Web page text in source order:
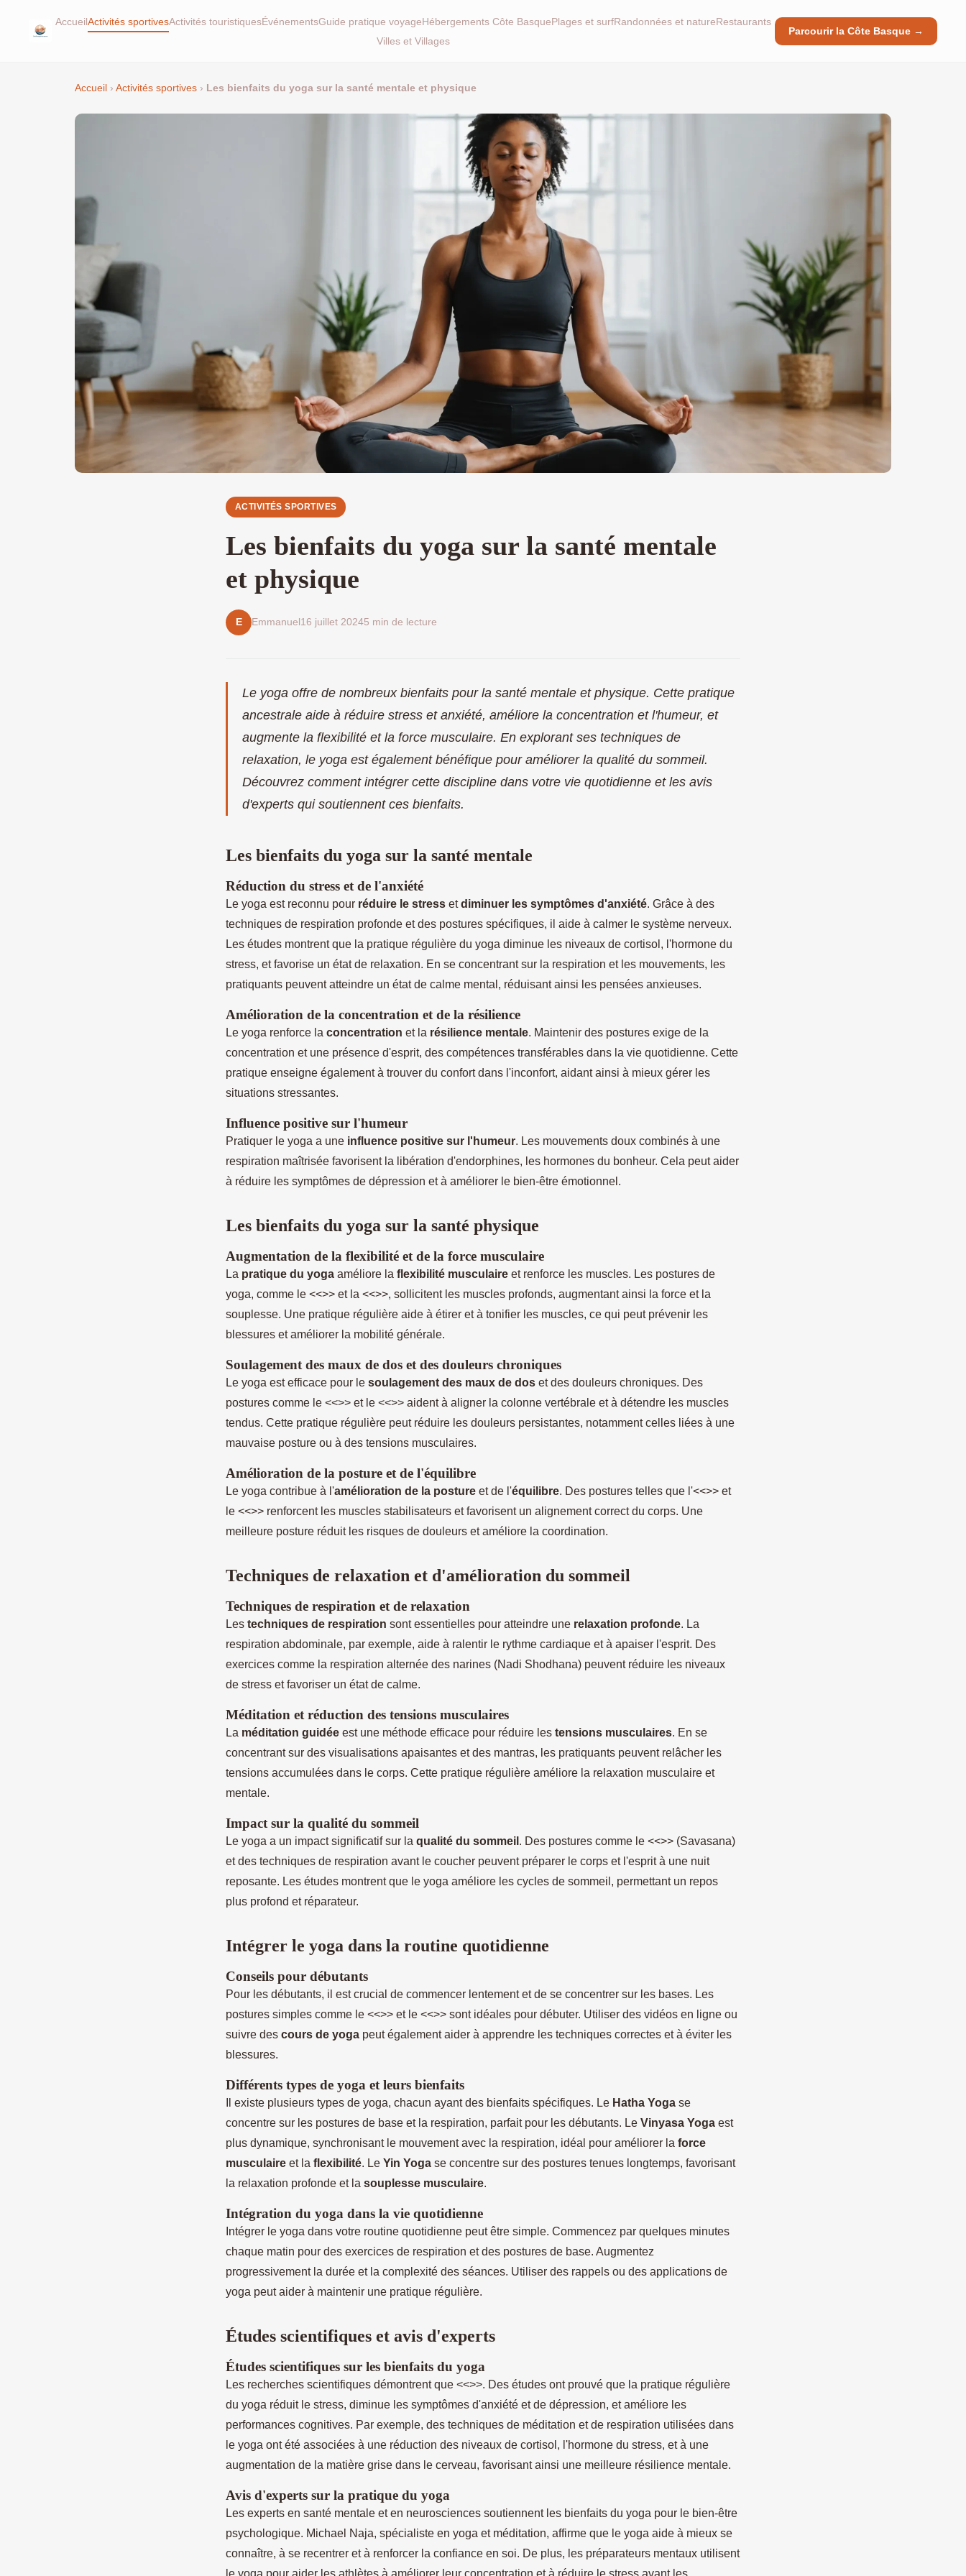
AccueilActivités sportivesActivités touristiquesÉvénementsGuide pratique voyageHébergements Côte BasquePlages et surfRandonnées et natureRestaurants
Villes et Villages
Parcourir la Côte Basque →
Accueil › Activités sportives › Les bienfaits du yoga sur la santé mentale et physique
ACTIVITÉS SPORTIVES
Les bienfaits du yoga sur la santé mentale
et physique
E Emmanuel16 juillet 20245 min de lecture
Le yoga offre de nombreux bienfaits pour la santé mentale et physique. Cette pratique
ancestrale aide à réduire stress et anxiété, améliore la concentration et l'humeur, et
augmente la flexibilité et la force musculaire. En explorant ses techniques de
relaxation, le yoga est également bénéfique pour améliorer la qualité du sommeil.
Découvrez comment intégrer cette discipline dans votre vie quotidienne et les avis
d'experts qui soutiennent ces bienfaits.
Les bienfaits du yoga sur la santé mentale
Réduction du stress et de l'anxiété
Le yoga est reconnu pour réduire le stress etdiminuer les symptômes d'anxiété. Grâce à des
techniques de respiration profonde et des postures spécifiques, il aide à calmer le système nerveux.
Les études montrent que la pratique régulière du yoga diminue les niveaux de cortisol, l'hormone du
stress, et favorise un état de relaxation. En se concentrant sur la respiration et les mouvements, les
pratiquants peuvent atteindre un état de calme mental, réduisant ainsi les pensées anxieuses.
Amélioration de la concentration et de la résilience
Le yoga renforce la concentration et la résilience mentale. Maintenir des postures exige de la
concentration et une présence d'esprit, des compétences transférables dans la vie quotidienne. Cette
pratique enseigne également à trouver du confort dans l'inconfort, aidant ainsi à mieux gérer les
situations stressantes.
Influence positive sur l'humeur
Pratiquer le yoga a une influence positive sur l'humeur. Les mouvements doux combinés à une
respiration maîtrisée favorisent la libération d'endorphines, les hormones du bonheur. Cela peut aider
à réduire les symptômes de dépression et à améliorer le bien-être émotionnel.
Les bienfaits du yoga sur la santé physique
Augmentation de la flexibilité et de la force musculaire
La pratique du yoga améliore la flexibilité musculaire et renforce les muscles. Les postures de
yoga, comme le <<>> et la <<>>, sollicitent les muscles profonds, augmentant ainsi la force et la
souplesse. Une pratique régulière aide à étirer et à tonifier les muscles, ce qui peut prévenir les
blessures et améliorer la mobilité générale.
Soulagement des maux de dos et des douleurs chroniques
Le yoga est efficace pour le soulagement des maux de dos et des douleurs chroniques. Des
postures comme le <<>> et le <<>> aident à aligner la colonne vertébrale et à détendre les muscles
tendus. Cette pratique régulière peut réduire les douleurs persistantes, notamment celles liées à une
mauvaise posture ou à des tensions musculaires.
Amélioration de la posture et de l'équilibre
Le yoga contribue à l'amélioration de la posture et de l'équilibre. Des postures telles que l'<<>> et
le <<>> renforcent les muscles stabilisateurs et favorisent un alignement correct du corps. Une
meilleure posture réduit les risques de douleurs et améliore la coordination.
Techniques de relaxation et d'amélioration du sommeil
Techniques de respiration et de relaxation
Les techniques de respiration sont essentielles pour atteindre une relaxation profonde. La
respiration abdominale, par exemple, aide à ralentir le rythme cardiaque et à apaiser l'esprit. Des
exercices comme la respiration alternée des narines (Nadi Shodhana) peuvent réduire les niveaux
de stress et favoriser un état de calme.
Méditation et réduction des tensions musculaires
La méditation guidée est une méthode efficace pour réduire les tensions musculaires. En se
concentrant sur des visualisations apaisantes et des mantras, les pratiquants peuvent relâcher les
tensions accumulées dans le corps. Cette pratique régulière améliore la relaxation musculaire et
mentale.
Impact sur la qualité du sommeil
Le yoga a un impact significatif sur la qualité du sommeil . Des postures comme le <<>> (Savasana)
et des techniques de respiration avant le coucher peuvent préparer le corps et l'esprit à une nuit
reposante. Les études montrent que le yoga améliore les cycles de sommeil, permettant un repos
plus profond et réparateur.
Intégrer le yoga dans la routine quotidienne
Conseils pour débutants
Pour les débutants, il est crucial de commencer lentement et de se concentrer sur les bases. Les
postures simples comme le <<>> et le <<>> sont idéales pour débuter. Utiliser des vidéos en ligne ou
suivre des cours de yoga peut également aider à apprendre les techniques correctes et à éviter les
blessures.
Différents types de yoga et leurs bienfaits
Il existe plusieurs types de yoga, chacun ayant des bienfaits spécifiques. Le Hatha Yoga se
concentre sur les postures de base et la respiration, parfait pour les débutants. Le Vinyasa Yoga est
plus dynamique, synchronisant le mouvement avec la respiration, idéal pour améliorer la force
musculaire et la flexibilité. Le Yin Yoga se concentre sur des postures tenues longtemps, favorisant
la relaxation profonde et la souplesse musculaire.
Intégration du yoga dans la vie quotidienne
Intégrer le yoga dans votre routine quotidienne peut être simple. Commencez par quelques minutes
chaque matin pour des exercices de respiration et des postures de base. Augmentez
progressivement la durée et la complexité des séances. Utiliser des rappels ou des applications de
yoga peut aider à maintenir une pratique régulière.
Études scientifiques et avis d'experts
Études scientifiques sur les bienfaits du yoga
Les recherches scientifiques démontrent que <<>>. Des études ont prouvé que la pratique régulière
du yoga réduit le stress, diminue les symptômes d'anxiété et de dépression, et améliore les
performances cognitives. Par exemple, des techniques de méditation et de respiration utilisées dans
le yoga ont été associées à une réduction des niveaux de cortisol, l'hormone du stress, et à une
augmentation de la matière grise dans le cerveau, favorisant ainsi une meilleure résilience mentale.
Avis d'experts sur la pratique du yoga
Les experts en santé mentale et en neurosciences soutiennent les bienfaits du yoga pour le bien-être
psychologique. Michael Naja, spécialiste en yoga et méditation, affirme que le yoga aide à mieux se
connaître, à se recentrer et à renforcer la confiance en soi. De plus, les préparateurs mentaux utilisent
le yoga pour aider les athlètes à améliorer leur concentration et à réduire le stress avant les